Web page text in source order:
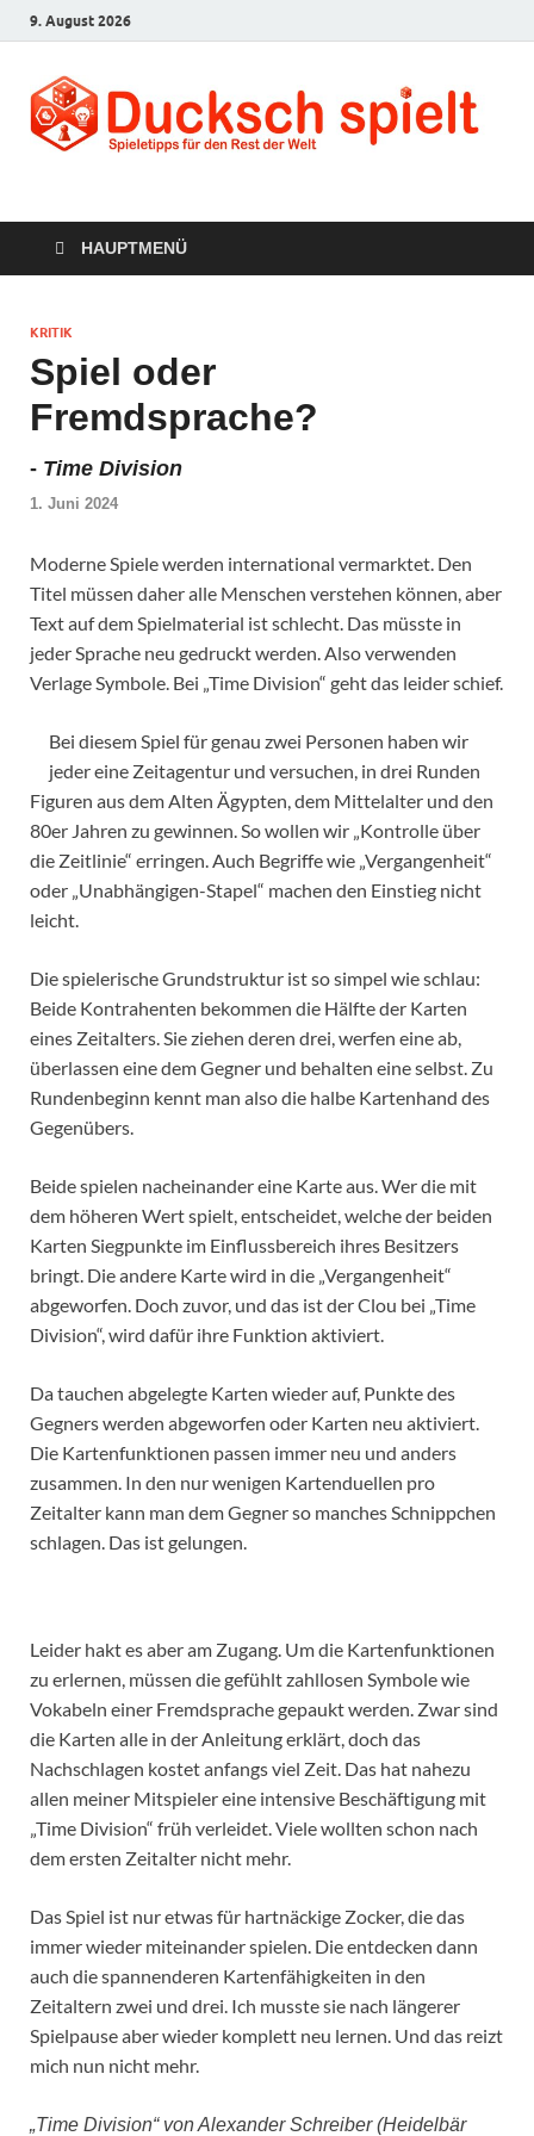
9. August 2026
Ducksch Spielt
HAUPTMENÜ
KRITIK
Spiel oder
Fremdsprache?
- Time Division
1. Juni 2024
Moderne Spiele werden international vermarktet. Den
Titel müssen daher alle Menschen verstehen können, aber
Text auf dem Spielmaterial ist schlecht. Das müsste in
jeder Sprache neu gedruckt werden. Also verwenden
Verlage Symbole. Bei „Time Division“ geht das leider schief.
Bei diesem Spiel für genau zwei Personen haben wir
jeder eine Zeitagentur und versuchen, in drei Runden
Figuren aus dem Alten Ägypten, dem Mittelalter und den
80er Jahren zu gewinnen. So wollen wir „Kontrolle über
die Zeitlinie“ erringen. Auch Begriffe wie „Vergangenheit“
oder „Unabhängigen-Stapel“ machen den Einstieg nicht
leicht.
Die spielerische Grundstruktur ist so simpel wie schlau:
Beide Kontrahenten bekommen die Hälfte der Karten
eines Zeitalters. Sie ziehen deren drei, werfen eine ab,
überlassen eine dem Gegner und behalten eine selbst. Zu
Rundenbeginn kennt man also die halbe Kartenhand des
Gegenübers.
Beide spielen nacheinander eine Karte aus. Wer die mit
dem höheren Wert spielt, entscheidet, welche der beiden
Karten Siegpunkte im Einflussbereich ihres Besitzers
bringt. Die andere Karte wird in die „Vergangenheit“
abgeworfen. Doch zuvor, und das ist der Clou bei „Time
Division“, wird dafür ihre Funktion aktiviert.
Da tauchen abgelegte Karten wieder auf, Punkte des
Gegners werden abgeworfen oder Karten neu aktiviert.
Die Kartenfunktionen passen immer neu und anders
zusammen. In den nur wenigen Kartenduellen pro
Zeitalter kann man dem Gegner so manches Schnippchen
schlagen. Das ist gelungen.
Leider hakt es aber am Zugang. Um die Kartenfunktionen
zu erlernen, müssen die gefühlt zahllosen Symbole wie
Vokabeln einer Fremdsprache gepaukt werden. Zwar sind
die Karten alle in der Anleitung erklärt, doch das
Nachschlagen kostet anfangs viel Zeit. Das hat nahezu
allen meiner Mitspieler eine intensive Beschäftigung mit
„Time Division“ früh verleidet. Viele wollten schon nach
dem ersten Zeitalter nicht mehr.
Das Spiel ist nur etwas für hartnäckige Zocker, die das
immer wieder miteinander spielen. Die entdecken dann
auch die spannenderen Kartenfähigkeiten in den
Zeitaltern zwei und drei. Ich musste sie nach längerer
Spielpause aber wieder komplett neu lernen. Und das reizt
mich nun nicht mehr.
„Time Division“ von Alexander Schreiber (Heidelbär